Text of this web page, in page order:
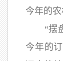
今年的农
“摆盘
今年的